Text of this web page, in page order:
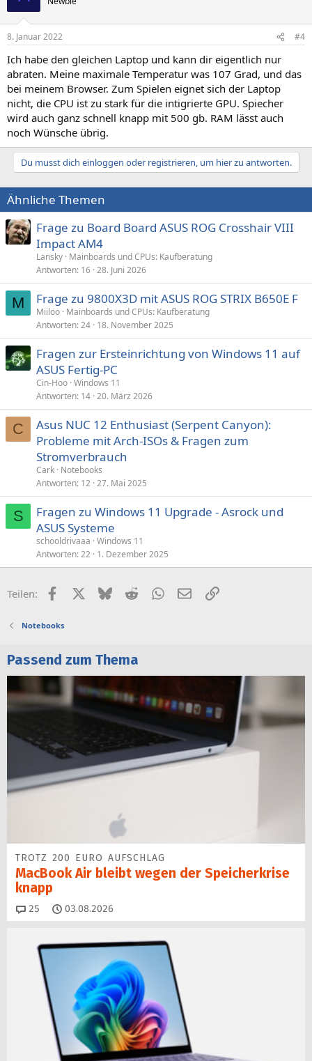
8. Januar 2022 #4
Ich habe den gleichen Laptop und kann dir eigentlich nur
abraten. Meine maximale Temperatur was 107 Grad, und das
bei meinem Browser. Zum Spielen eignet sich der Laptop
nicht, die CPU ist zu stark für die intigrierte GPU. Spiecher
wird auch ganz schnell knapp mit 500 gb. RAM lässt auch
noch Wünsche übrig.
Du musst dich einloggen oder registrieren, um hier zu antworten.
Ähnliche Themen
Frage zu Board Board ASUS ROG Crosshair VIII
Impact AM4
Lansky Mainboards und CPUs: Kaufberatung
Antworten 16 28. Juni 2026
M Frage zu 9800X3D mit ASUS ROG STRIX B650E F
Miiloo Mainboards und CPUs: Kaufberatung
Antworten 24 18. November 2025
Fragen zur Ersteinrichtung von Windows 11 auf
ASUS Fertig-PC
Cin-Hoo Windows 11
Antworten 14 20. März 2026
C
Asus NUC 12 Enthusiast (Serpent Canyon):
Probleme mit Arch-ISOs & Fragen zum
Stromverbrauch
Cark Notebooks
Antworten 12 27. Mai 2025
S
Fragen zu Windows 11 Upgrade - Asrock und
ASUS Systeme
schooldrivaaa Windows 11
Antworten 22 1. Dezember 2025
Teilen: FacebookX (Twitter)
BlueskyRedditWhatsApp
E-MailLink
Notebooks
Passend zum Thema
TROTZ 200 EURO AUFSCHLAG
MacBook Air bleibt wegen der Speicherkrise
knapp
25 Kommentare
03.08.2026